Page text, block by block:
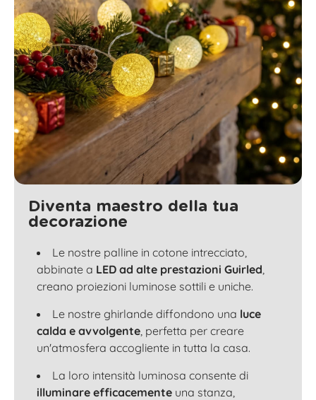
Diventa maestro della tua
decorazione
Le nostre palline in cotone intrecciato,
abbinate a LED ad alte prestazioni Guirled,
creano proiezioni luminose sottili e uniche.
Le nostre ghirlande diffondono una luce
calda e avvolgente, perfetta per creare
un'atmosfera accogliente in tutta la casa.
La loro intensità luminosa consente di
illuminare efficacemente una stanza,